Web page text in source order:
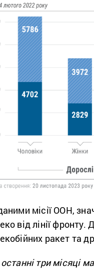
місії ООН,
від лінії
ракет та
останні три місяці